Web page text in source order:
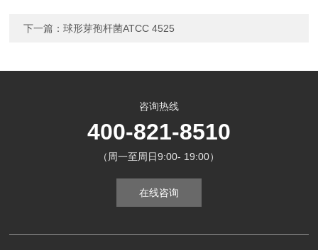
下一篇：球形芽孢杆菌ATCC 4525
咨询热线
400-821-8510
（周一至周日9:00- 19:00）
在线咨询